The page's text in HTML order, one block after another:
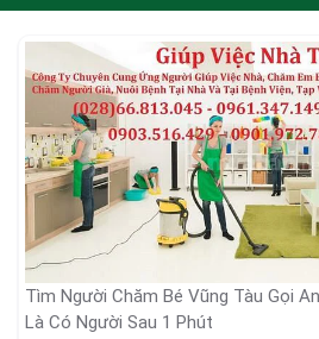
Tìm Người Chăm Bé Vũng Tàu Gọi
Là Có Người Sau 1 Phút